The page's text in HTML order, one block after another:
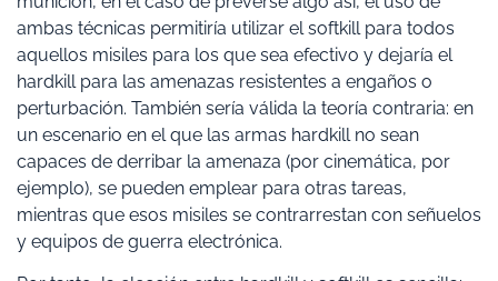
ambas técnicas permitiría utilizar el softkill para todos
aquellos misiles para los que sea efectivo y dejaría el
hardkill para las amenazas resistentes a engaños o
perturbación. También sería válida la teoría contraria: en
un escenario en el que las armas hardkill no sean
capaces de derribar la amenaza (por cinemática, por
ejemplo), se pueden emplear para otras tareas,
mientras que esos misiles se contrarrestan con señuelos
y equipos de guerra electrónica.